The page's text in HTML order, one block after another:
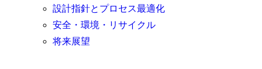
設計指針とプロセス最適化
安全・環境・リサイクル
将来展望